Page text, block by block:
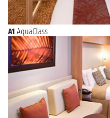
A1 AquaClass